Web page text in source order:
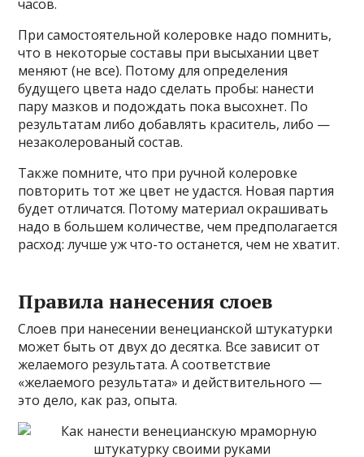
часов.
При самостоятельной колеровке надо помнить,
что в некоторые составы при высыхании цвет
меняют (не все). Потому для определения
будущего цвета надо сделать пробы: нанести
пару мазков и подождать пока высохнет. По
результатам либо добавлять краситель, либо —
незаколерованый состав.
Также помните, что при ручной колеровке
повторить тот же цвет не удастся. Новая партия
будет отличатся. Потому материал окрашивать
надо в большем количестве, чем предполагается
расход: лучше уж что-то останется, чем не хватит.
Правила нанесения слоев
Слоев при нанесении венецианской штукатурки
может быть от двух до десятка. Все зависит от
желаемого результата. А соответствие
«желаемого результата» и действительного —
это дело, как раз, опыта.